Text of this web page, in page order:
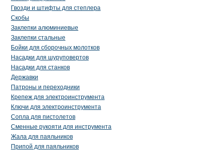
Гвозди и штифты для степлера
Скобы
Заклепки алюминиевые
Заклепки стальные
Бойки для сборочных молотков
Насадки для шуруповертов
Насадки для станков
Державки
Патроны и переходники
Крепеж для электроинструмента
Ключи для электроинструмента
Сопла для пистолетов
Сменные рукояти для инструмента
Жала для паяльников
Припой для паяльников